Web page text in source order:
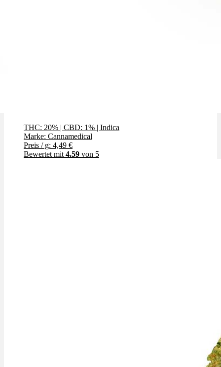
THC: 20% | CBD: 1% | Indica
Marke: Cannamedical
Preis / g: 4,49 €
Bewertet mit 4.59 von 5